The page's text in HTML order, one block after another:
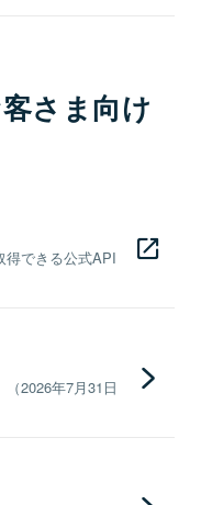
さま向け
得できる公式API
2026年7月31日